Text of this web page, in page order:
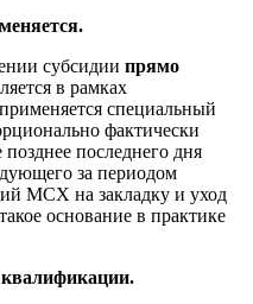
субсидии прямо
в рамках
специальный
фактически
последнего дня
за периодом
МСХ на закладку и уход
основание в практике
квалификации.